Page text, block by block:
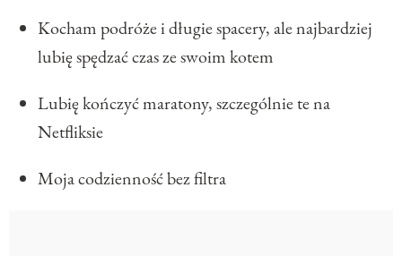
Kocham podróże i długie spacery, ale najbardziej
lubię spędzać czas ze swoim kotem
Lubię kończyć maratony, szczególnie te na
Netfliksie
Moja codzienność bez filtra